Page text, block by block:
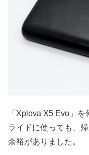
「Xplova X5 Evo」
ライドに使っても、
余裕がありました。